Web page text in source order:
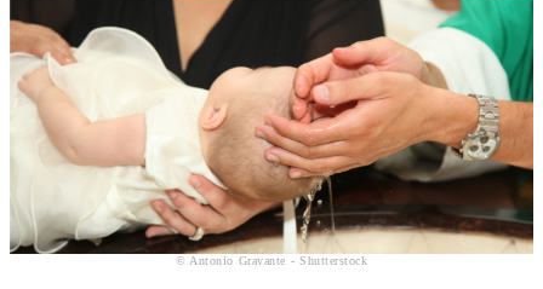
© Antonio Gravante - Shutterstock